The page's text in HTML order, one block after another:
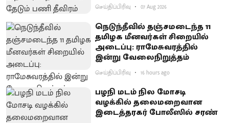
செய்திப்பிரிவு 07 Aug 2026
நெடுந்தீவில் தஞ்சமடைந்த 11
தமிழக மீனவர்கள் சிறையில்
அடைப்பு: ராமேசுவரத்தில்
இன்று வேலைநிறுத்தம்
செய்திப்பிரிவு 16 hours ago
பழநி மடம் நில மோசடி
வழக்கில் தலைமறைவான
இடைத்தரகர் போலீஸில் சரண்